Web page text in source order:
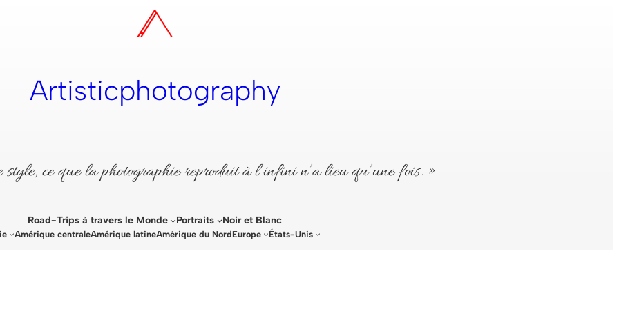
Artisticphotography
ce que la photographie reproduit à l’infini n’a lieu qu’une fois. »
Road-Trips à travers le Monde Portraits Noir et Blanc
Amérique centraleAmérique latineAmérique du NordEurope États-Unis